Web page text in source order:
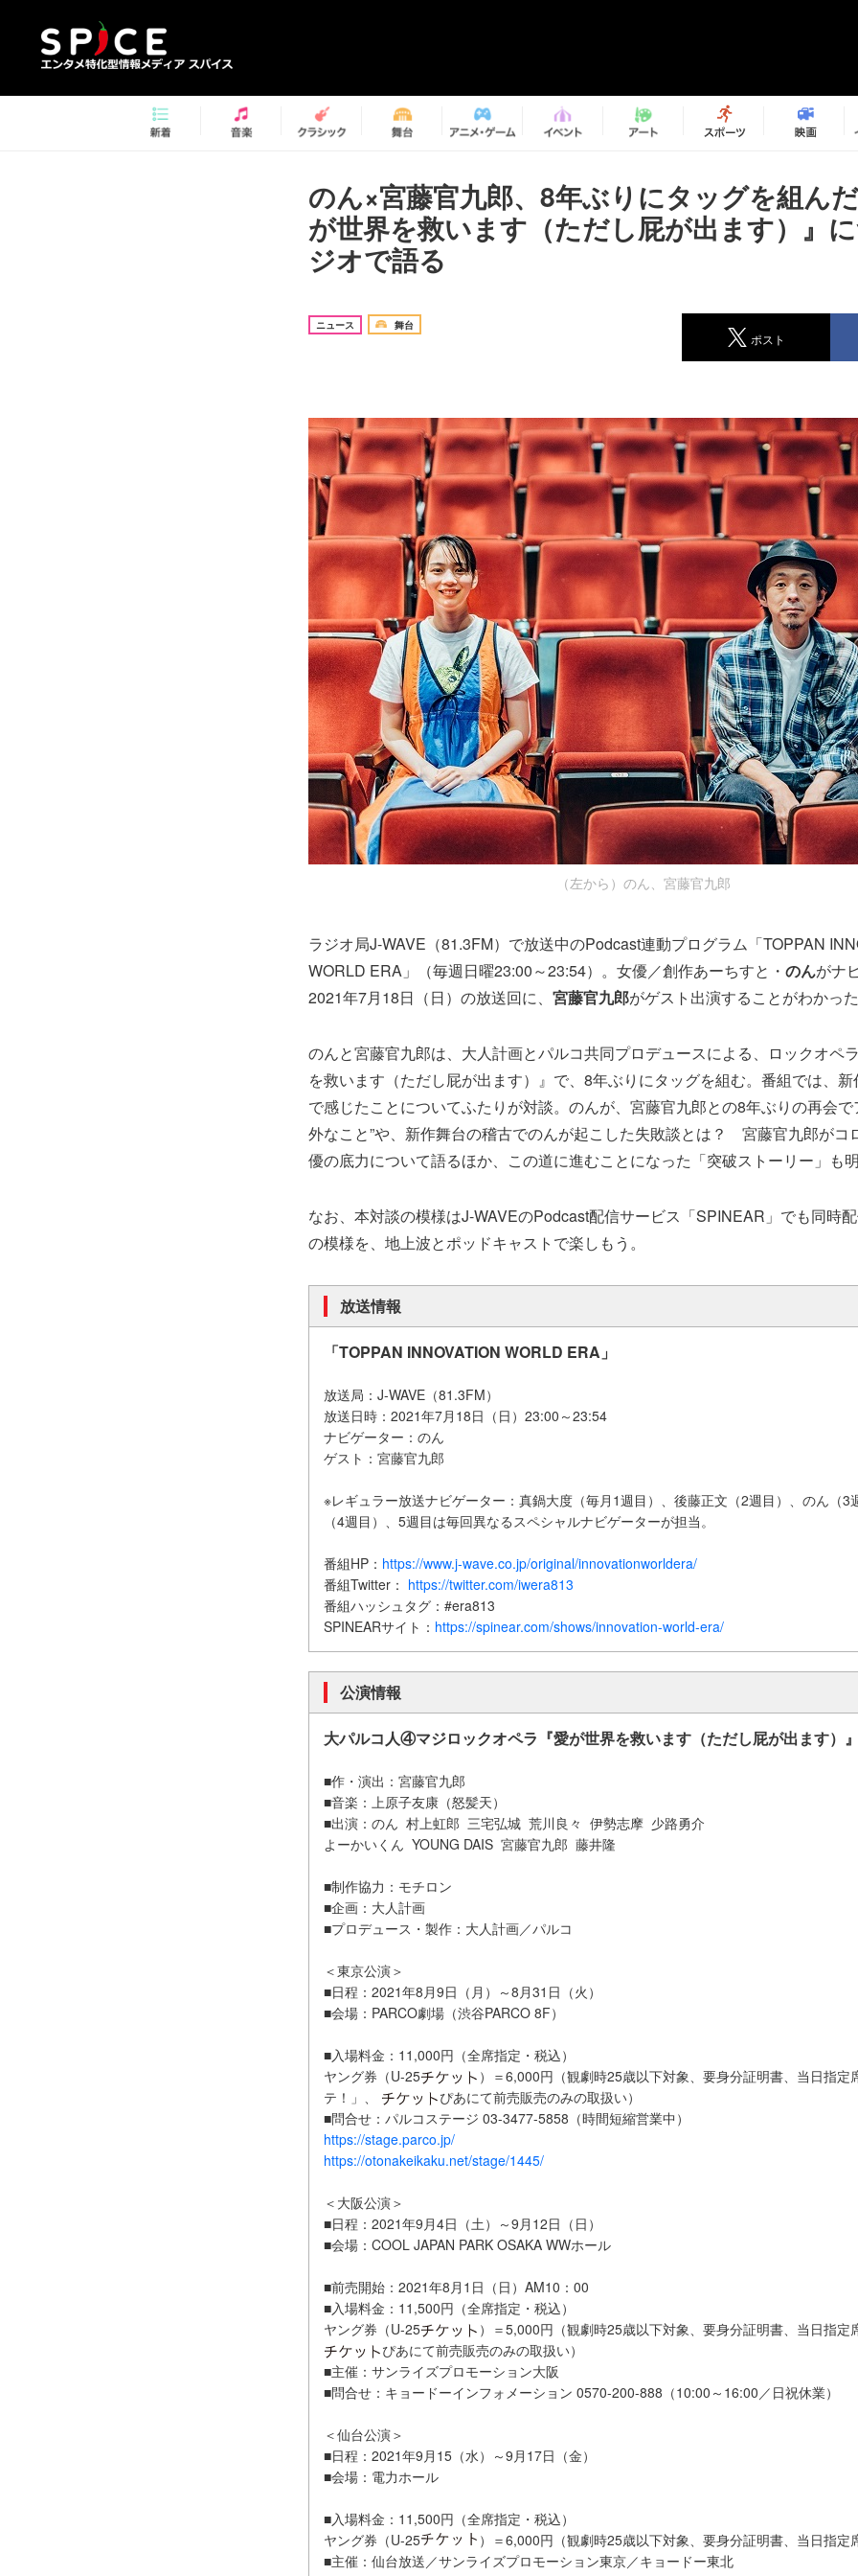
のん×宮藤官九郎、8年ぶりにタッグを組ん
が世界を救います（ただし屁が出ます）』
ジオで語る
ニュース 舞台
ポスト
（左から）のん、宮藤官九郎
ラジオ局J-WAVE（81.3FM）で放送中のPodcast連動プログラム「TOPPAN
WORLD ERA」（毎週日曜23:00～23:54）。女優／創作あーちすと・ のんがナ
2021年7月18日（日）の放送回に、 宮藤官九郎がゲスト出演することがわかった
のんと宮藤官九郎は、大人計画とパルコ共同プロデュースによる、ロックオペ
を救います（ただし屁が出ます）』で、8年ぶりにタッグを組む。番組では、
で感じたことについてふたりが対談。のんが、宮藤官九郎との8年ぶりの再会で
外なこと”や、新作舞台の稽古でのんが起こした失敗談とは？ 宮藤官九郎がコ
優の底力について語るほか、この道に進むことになった「突破ストーリー」も明
なお、本対談の模様はJ-WAVEのPodcast配信サービス「SPINEAR」でも同時
の模様を、地上波とポッドキャストで楽しもう。
放送情報
「TOPPAN INNOVATION WORLD ERA」
放送局：J-WAVE（81.3FM）
放送日時：2021年7月18日（日）23:00～23:54
ナビゲーター：のん
ゲスト：宮藤官九郎
※レギュラー放送ナビゲーター：真鍋大度（毎月1週目）、後藤正文（2週目）、のん（3
（4週目）、5週目は毎回異なるスペシャルナビゲーターが担当。
番組HP： https://www.j-wave.co.jp/original/innovationworldera/
番組Twitter： https://twitter.com/iwera813
番組ハッシュタグ：#era813
SPINEARサイト： https://spinear.com/shows/innovation-world-era/
公演情報
大パルコ人④マジロックオペラ『愛が世界を救います（ただし屁が出ます）』
■作・演出：宮藤官九郎
■音楽：上原子友康（怒髪天）
■出演：のん 村上虹郎 三宅弘城 荒川良々 伊勢志摩 少路勇介
よーかいくん YOUNG DAIS 宮藤官九郎 藤井隆
■制作協力：モチロン
■企画：大人計画
■プロデュース・製作：大人計画／パルコ
＜東京公演＞
■日程：2021年8月9日（月）～8月31日（火）
■会場：PARCO劇場（渋谷PARCO 8F）
■入場料金：11,000円（全席指定・税込）
ヤング券（U-25
）＝6,000円（観劇時25歳以下対象、要身分証明書、当日指定
テ！」、
ぴあにて前売販売のみの取扱い）
■問合せ：パルコステージ 03-3477-5858（時間短縮営業中）
https://stage.parco.jp/
https://otonakeikaku.net/stage/1445/
＜大阪公演＞
■日程：2021年9月4日（土）～9月12日（日）
■会場：COOL JAPAN PARK OSAKA WWホール
■前売開始：2021年8月1日（日）AM10：00
■入場料金：11,500円（全席指定・税込）
ヤング券（U-25
）＝5,000円（観劇時25歳以下対象、要身分証明書、当日指定
ぴあにて前売販売のみの取扱い）
■主催：サンライズプロモーション大阪
■問合せ：キョードーインフォメーション 0570-200-888（10:00～16:00／日祝休業）
＜仙台公演＞
■日程：2021年9月15（水）～9月17日（金）
■会場：電力ホール
■入場料金：11,500円（全席指定・税込）
ヤング券（U-25
）＝6,000円（観劇時25歳以下対象、要身分証明書、当日指定
■主催：仙台放送／サンライズプロモーション東京／キョードー東北